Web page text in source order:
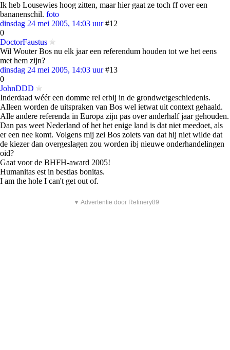
Ik heb Lousewies hoog zitten, maar hier gaat ze toch ff over een
bananenschil. foto
dinsdag 24 mei 2005, 14:03 uur #12
0
DoctorFaustus
Wil Wouter Bos nu elk jaar een referendum houden tot we het eens
met hem zijn?
dinsdag 24 mei 2005, 14:03 uur #13
0
JohnDDD
Inderdaad wéér een domme rel erbij in de grondwetgeschiedenis.
Alleen worden de uitspraken van Bos wel ietwat uit context gehaald.
Alle andere referenda in Europa zijn pas over anderhalf jaar gehouden.
Dan pas weet Nederland of het het enige land is dat niet meedoet, als
er een nee komt. Volgens mij zei Bos zoiets van dat hij niet wilde dat
de kiezer dan overgeslagen zou worden ibj nieuwe onderhandelingen
oid?
Gaat voor de BHFH-award 2005!
Humanitas est in bestias bonitas.
I am the hole I can't get out of.
▼ Advertentie door Refinery89